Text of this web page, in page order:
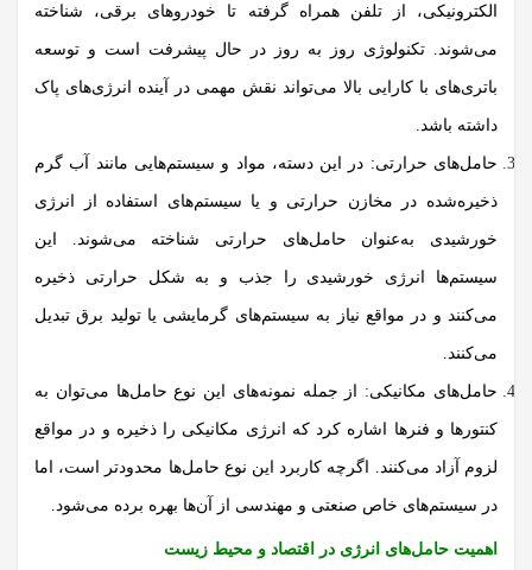
الکترونیکی، از تلفن همراه گرفته تا خودروهای برقی، شناخته
می‌شوند. تکنولوژی روز به روز در حال پیشرفت است و توسعه
باتری‌های با کارایی بالا می‌تواند نقش مهمی در آینده انرژی‌های پاک
داشته باشد.
حامل‌های حرارتی: در این دسته، مواد و سیستم‌هایی مانند آب گرم
ذخیره‌شده در مخازن حرارتی و یا سیستم‌های استفاده از انرژی
خورشیدی به‌عنوان حامل‌های حرارتی شناخته می‌شوند. این
سیستم‌ها انرژی خورشیدی را جذب و به شکل حرارتی ذخیره
می‌کنند و در مواقع نیاز به سیستم‌های گرمایشی یا تولید برق تبدیل
می‌کنند.
حامل‌های مکانیکی: از جمله نمونه‌های این نوع حامل‌ها می‌توان به
کنتورها و فنرها اشاره کرد که انرژی مکانیکی را ذخیره و در مواقع
لزوم آزاد می‌کنند. اگرچه کاربرد این نوع حامل‌ها محدودتر است، اما
در سیستم‌های خاص صنعتی و مهندسی از آن‌ها بهره برده می‌شود.
اهمیت حامل‌های انرژی در اقتصاد و محیط زیست